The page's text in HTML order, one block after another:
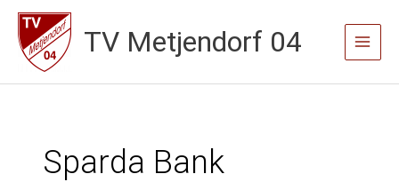
Zum
Inhalt
springen
TV Metjendorf 04
Main
Menu
Sparda Bank